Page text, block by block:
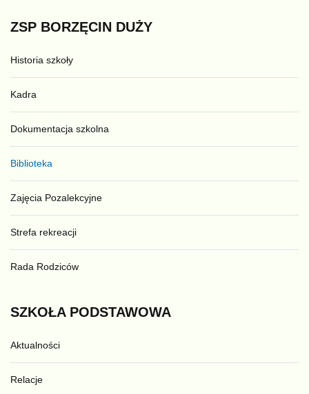
ZSP BORZĘCIN DUŻY
Historia szkoły
Kadra
Dokumentacja szkolna
Biblioteka
Zajęcia Pozalekcyjne
Strefa rekreacji
Rada Rodziców
SZKOŁA PODSTAWOWA
Aktualności
Relacje